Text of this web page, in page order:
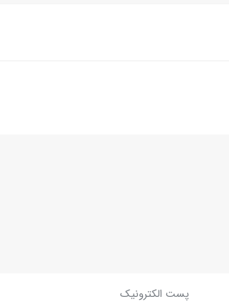
پست الکترونیک